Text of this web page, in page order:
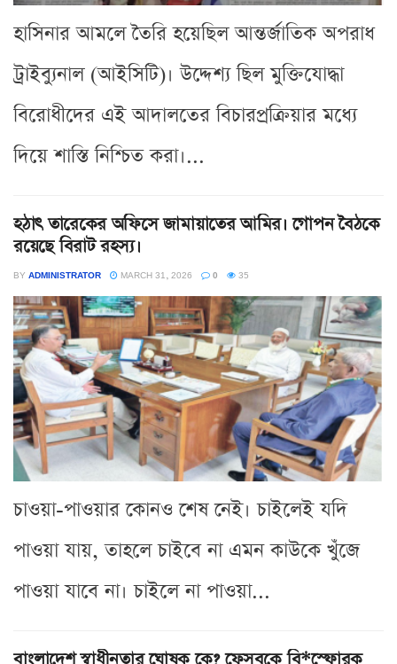
হাসিনার আমলে তৈরি হয়েছিল আন্তর্জাতিক অপরাধ
ট্রাইব্যুনাল (আইসিটি)। উদ্দেশ্য ছিল মুক্তিযোদ্ধা
বিরোধীদের এই আদালতের বিচারপ্রক্রিয়ার মধ্যে
দিয়ে শাস্তি নিশ্চিত করা।...
হঠাৎ তারেকের অফিসে জামায়াতের আমির। গোপন বৈঠকে
রয়েছে বিরাট রহস্য।
BY ADMINISTRATOR MARCH 31, 2026 0 35
চাওয়া-পাওয়ার কোনও শেষ নেই। চাইলেই যদি
পাওয়া যায়, তাহলে চাইবে না এমন কাউকে খুঁজে
পাওয়া যাবে না। চাইলে না পাওয়া...